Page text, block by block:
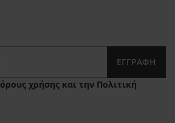
ΕΓΓΡΑΦΉ
όρους χρήσης και την Πολιτική